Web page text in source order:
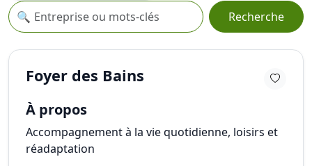
Recherche
🔍 Recherche
Foyer des Bains
À propos
Accompagnement à la vie quotidienne, loisirs et
réadaptation